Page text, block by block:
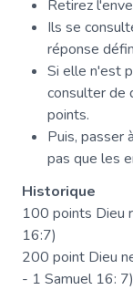
Retirez
Ils se
réponse
Si elle n'est
consulter de
points.
Puis, passer
pas que les
Historique
100 points Dieu
16:7)
200 point Dieu
- 1 Samuel 16: